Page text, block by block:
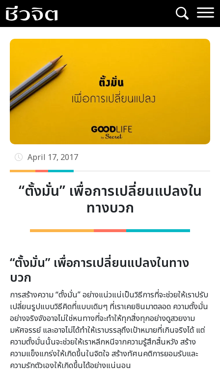
Skip
to
content
April 17, 2017
“ตั้งมั่น” เพื่อการเปลี่ยนแปลงใน
ทางบวก
“ตั้งมั่น” เพื่อการเปลี่ยนแปลงในทาง
บวก
การสร้างความ “ตั้งมั่น” อย่างแน่วแน่เป็นวิธีการที่จะช่วยให้เราปรับ
เปลี่ยนรูปแบบวิธีคิดที่แบบเดิมๆ ที่เราเคยชินมาตลอด ความตั้งมั่น
อย่างจริงจังอาจไม่ใช่หนทางที่จะทำให้ทุกสิ่งทุกอย่างดูสวยงาม
มหัศจรรย์ และอาจไม่ได้ทำให้เราบรรลุถึงเป้าหมายที่เกินจริงได้ แต่
ความตั้งมั่นนั้นจะช่วยให้เราหลีกหนีจากความรู้สึกสิ้นหวัง สร้าง
ความแข็งแกร่งให้เกิดขึ้นในจิตใจ สร้างทัศนคติการยอมรับและ
ความรักตัวเองให้เกิดขึ้นได้อย่างแน่นอน